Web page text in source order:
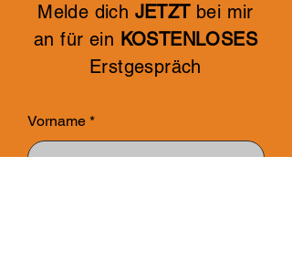
Melde dich JETZTbei mir
an für ein KOSTENLOSES
Erstgespräch
Vorname